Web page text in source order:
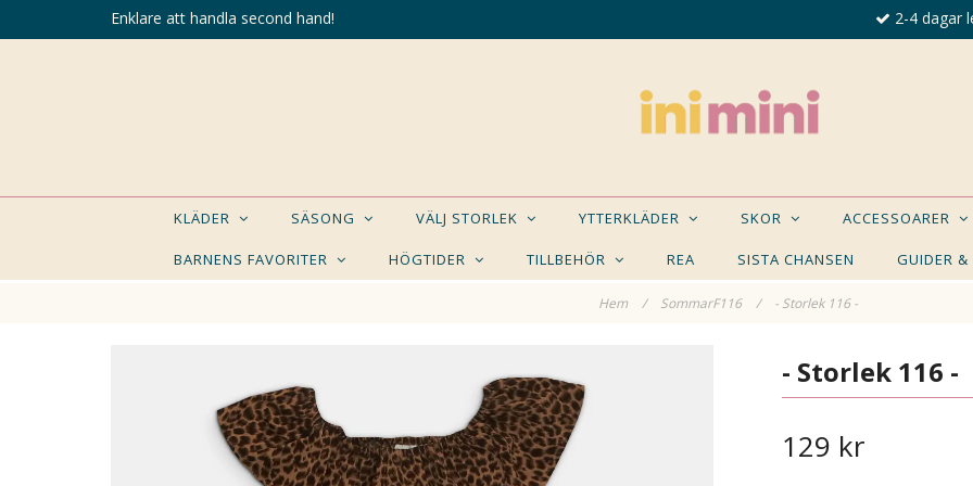
Enklare att handla second hand! 2-4 dagar
KLÄDER SÄSONG VÄLJ STORLEK YTTERKLÄDER SKOR ACCESSOARER
BARNENS FAVORITER HÖGTIDER TILLBEHÖR REA SISTA CHANSEN GUIDER &
Hem / SommarF116 / - Storlek 116 -
KANSKE NÅGON AV DESSA PRODUKTER KAN- Storlek 116 -
129 kr